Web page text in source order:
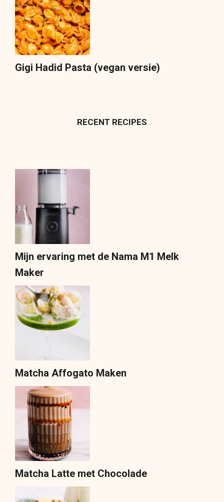
Gigi Hadid Pasta (vegan versie)
RECENT RECIPES
Mijn ervaring met de Nama M1 Melk
Maker
Matcha Affogato Maken
Matcha Latte met Chocolade